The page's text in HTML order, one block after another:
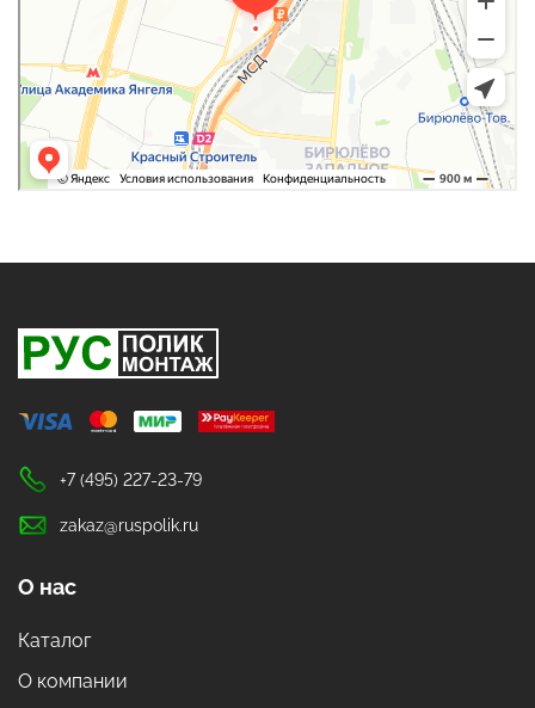
+7 (495) 227-23-79
zakaz@ruspolik.ru
О нас
Каталог
О компании